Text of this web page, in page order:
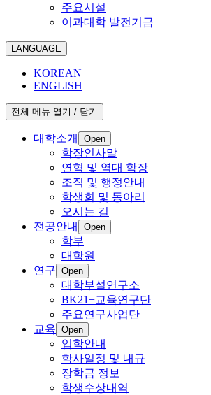
주요시설
이과대학 발전기금
LANGUAGE
KOREAN
ENGLISH
전체 메뉴 열기 / 닫기
대학소개 Open
학장인사말
연혁 및 역대 학장
조직 및 행정안내
학생회 및 동아리
오시는 길
전공안내
Open
학부
대학원
연구 Open
대학부설연구소
BK21+교육연구단
주요연구사업단
교육 Open
입학안내
학사일정 및 내규
장학금 정보
학생수상내역